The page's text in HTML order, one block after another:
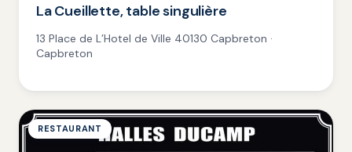
La Cueillette, table singulière
13 Place de L’Hotel de Ville 40130 Capbreton ·
Capbreton
RESTAURANT